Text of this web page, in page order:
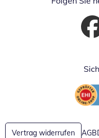
Vertrag widerrufen AGB